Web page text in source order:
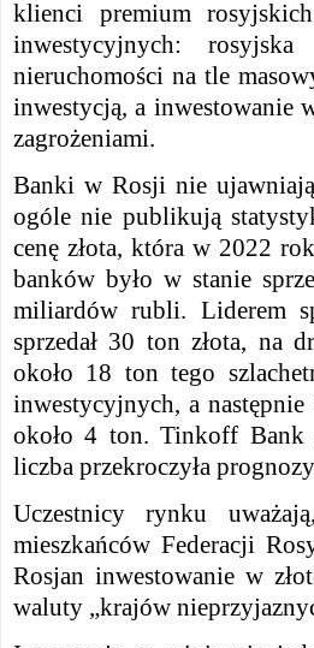
klienci premium
inwestycyjnych:
nieruchomości na tle
inwestycją, a inwestowanie
zagrożeniami.
Banki w Rosji nie
ogóle nie publikują
cenę złota, która w 2022
banków było w stanie
miliardów rubli. Liderem
sprzedał 30 ton złota, na
około 18 ton tego
inwestycyjnych, a
około 4 ton. Tinkoff Bank
liczba przekroczyła
Uczestnicy rynku
mieszkańców Federacji
Rosjan inwestowanie w
waluty „krajów